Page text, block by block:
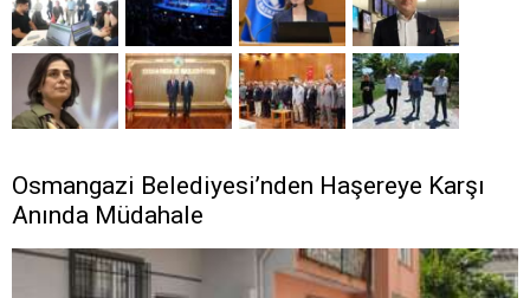
Osmangazi Belediyesi’nden Haşereye Karşı
Anında Müdahale